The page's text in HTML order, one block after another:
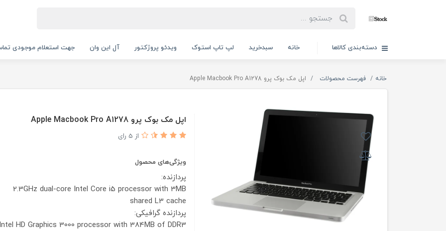
دسته‌بندی کالاها خانه سبدخرید لپ تاپ استوک ویدئو پروژکتور آل این وان جهت استعلام موجودی تماس
خانه فهرست محصولات اپل مک بوک پرو Apple Macbook Pro A1278
اپل مک بوک پرو Apple Macbook Pro A1278
از 5 رای
ویژگی‌های محصول
پردازنده:
2.3GHz dual-core Intel Core i5 processor with 3MB
shared L3 cache
پردازنده گرافیکی:
Intel HD Graphics 3000 processor with 384MB of DDR3